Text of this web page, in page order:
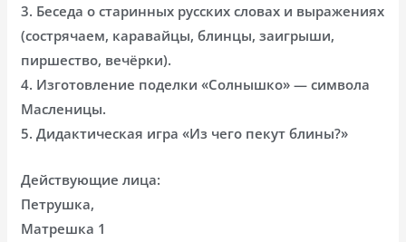
3. Беседа о старинных русских словах и выражениях
(сострячаем, каравайцы, блинцы, заигрыши,
пиршество, вечёрки).
4. Изготовление поделки «Солнышко» — символа
Масленицы.
5. Дидактическая игра «Из чего пекут блины?»
Действующие лица:
Петрушка,
Матрешка 1